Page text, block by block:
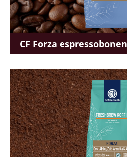
CF Forza espressobonen